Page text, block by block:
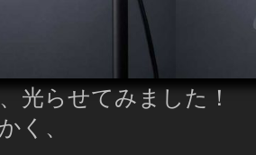
光らせてみました！
く、